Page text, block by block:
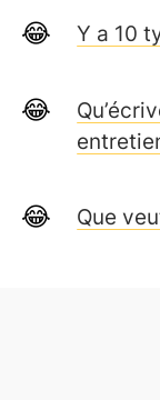
Y a 10
Que